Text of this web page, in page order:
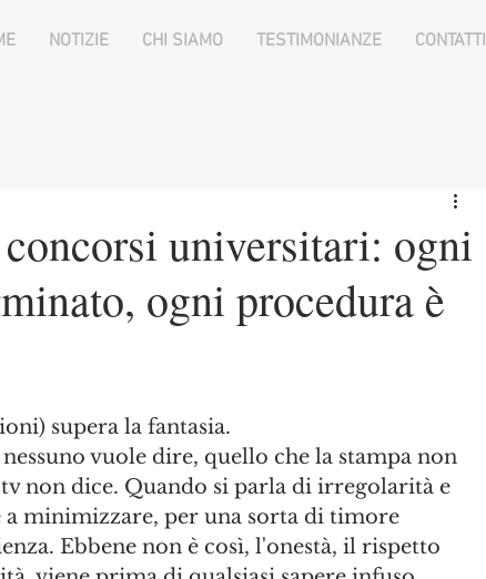
NOTIZIE CHI SIAMO TESTIMONIANZE CONTATTI
universitari: ogni
ogni procedura è
supera la fantasia.
vuole dire, quello che la stampa non
non dice. Quando si parla di irregolarità e
minimizzare, per una sorta di timore
Ebbene non è così, l'onestà, il rispetto